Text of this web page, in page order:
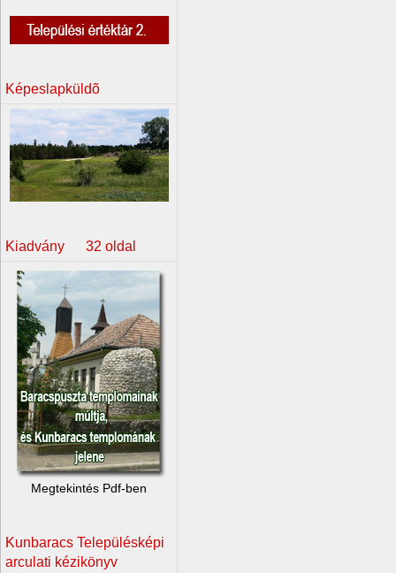
Képeslapküldõ
Kiadvány 32 oldal
Megtekintés Pdf-ben
Kunbaracs Településképi
arculati kézikönyv